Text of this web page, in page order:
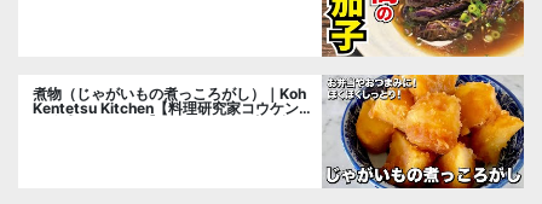
煮物（じゃがいもの煮っころがし）｜Koh
Kentetsu Kitchen【料理研究家コウケンテ